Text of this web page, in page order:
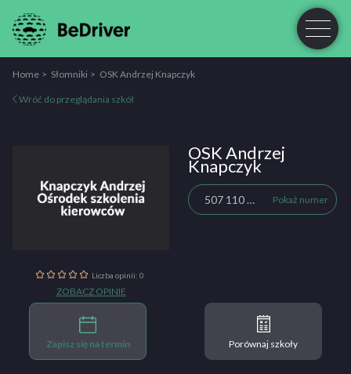
Home Słomniki OSK Andrzej Knapczyk
Wróć do przeglądania szkół
Liczba opinii: 0
ZOBACZ OPINIE
OSK Andrzej
Knapczyk
507 110 231 Pokaż numer
Zapisz się na termin Porównaj szkoły